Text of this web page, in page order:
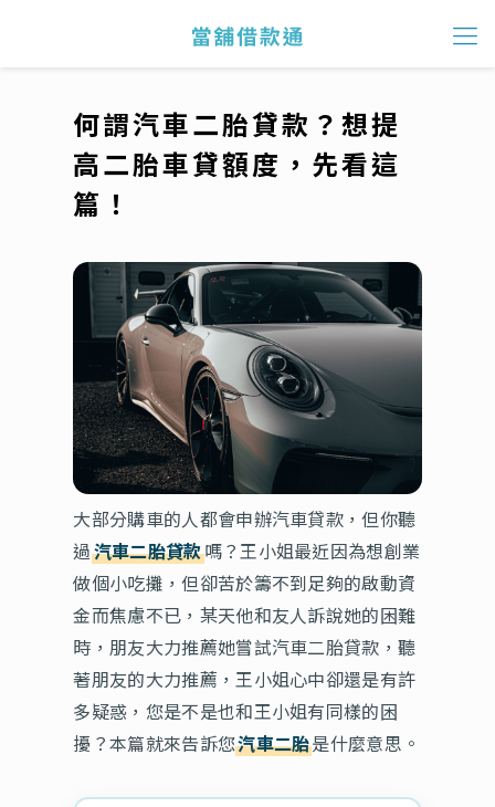
何謂汽車二胎貸款？想提
高二胎車貸額度，先看這
篇！
大部分購車的人都會申辦汽車貸款，但你聽
過汽車二胎貸款嗎？王小姐最近因為想創業
做個小吃攤，但卻苦於籌不到足夠的啟動資
金而焦慮不已，某天他和友人訴說她的困難
時，朋友大力推薦她嘗試汽車二胎貸款，聽
著朋友的大力推薦，王小姐心中卻還是有許
多疑惑，您是不是也和王小姐有同樣的困
擾？本篇就來告訴您汽車二胎是什麼意思。